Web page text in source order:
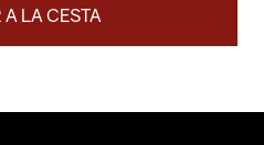
LA CESTA